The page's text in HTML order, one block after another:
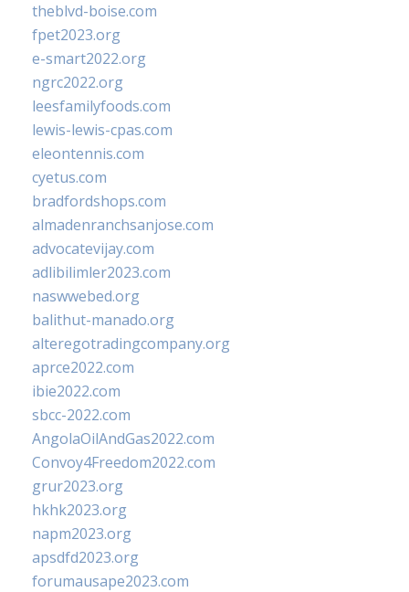
theblvd-boise.com
fpet2023.org
e-smart2022.org
ngrc2022.org
leesfamilyfoods.com
lewis-lewis-cpas.com
eleontennis.com
cyetus.com
bradfordshops.com
almadenranchsanjose.com
advocatevijay.com
adlibilimler2023.com
naswwebed.org
balithut-manado.org
alteregotradingcompany.org
aprce2022.com
ibie2022.com
sbcc-2022.com
AngolaOilAndGas2022.com
Convoy4Freedom2022.com
grur2023.org
hkhk2023.org
napm2023.org
apsdfd2023.org
forumausape2023.com